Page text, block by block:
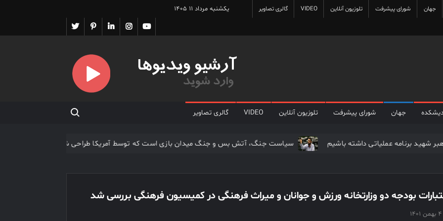
یکشنبه مرداد ۱۱ ۱۴۰۵ جهان شورای پیشرفت تلوزیون آنلاین VIDEO گالری تصاویر
تویترپینترستلینکدیناینستاگرامیوتیوب
جهان شورای پیشرفت تلوزیون آنلاین VIDEO گالری تصاویر Search for:
سیاست جنگ، آتش بس و جنگ میدان بازی است که توسط آمریکا طراحی شده است رهبر شهید برنامه عملیاتی داشته باشیم
بودجه دو وزارتخانه ورزش و جوانان و میراث فرهنگی در کمیسیون فرهنگی بررسی شد
۴ بهمن ۱۴۰۱